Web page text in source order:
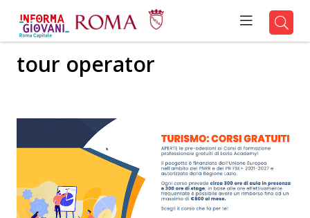
tour operator